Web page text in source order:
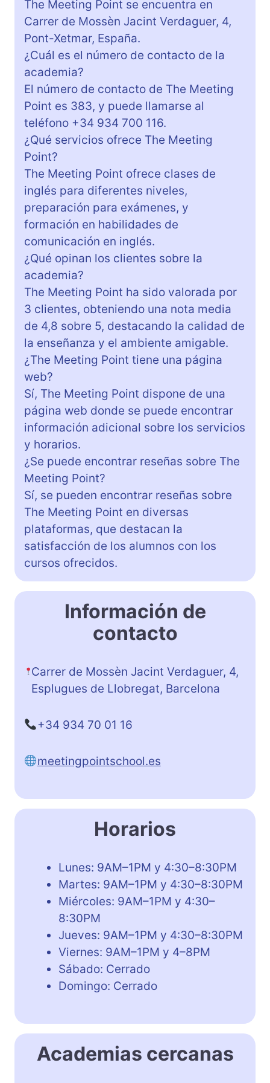
The Meeting Point se encuentra en
Carrer de Mossèn Jacint Verdaguer, 4,
Pont-Xetmar, España.
¿Cuál es el número de contacto de la
academia?
El número de contacto de The Meeting
Point es 383, y puede llamarse al
teléfono +34 934 700 116.
¿Qué servicios ofrece The Meeting
Point?
The Meeting Point ofrece clases de
inglés para diferentes niveles,
preparación para exámenes, y
formación en habilidades de
comunicación en inglés.
¿Qué opinan los clientes sobre la
academia?
The Meeting Point ha sido valorada por
3 clientes, obteniendo una nota media
de 4,8 sobre 5, destacando la calidad de
la enseñanza y el ambiente amigable.
¿The Meeting Point tiene una página
web?
Sí, The Meeting Point dispone de una
página web donde se puede encontrar
información adicional sobre los servicios
y horarios.
¿Se puede encontrar reseñas sobre The
Meeting Point?
Sí, se pueden encontrar reseñas sobre
The Meeting Point en diversas
plataformas, que destacan la
satisfacción de los alumnos con los
cursos ofrecidos.
Información de
contacto
Carrer de Mossèn Jacint Verdaguer, 4,
Esplugues de Llobregat, Barcelona
+34 934 70 01 16
meetingpointschool.es
Horarios
Lunes: 9AM–1PM y 4:30–8:30PM
Martes: 9AM–1PM y 4:30–8:30PM
Miércoles: 9AM–1PM y 4:30–
8:30PM
Jueves: 9AM–1PM y 4:30–8:30PM
Viernes: 9AM–1PM y 4–8PM
Sábado: Cerrado
Domingo: Cerrado
Academias cercanas